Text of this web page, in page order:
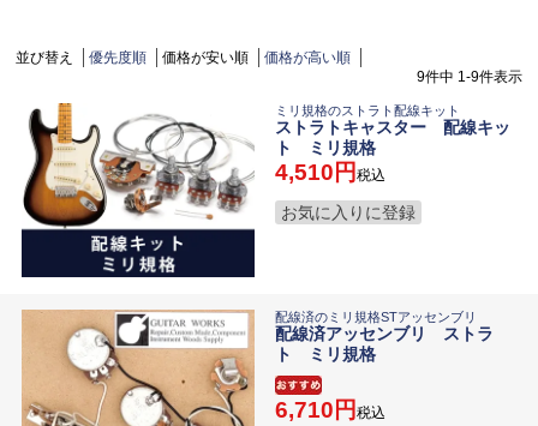
並び替え 優先度順 価格が安い順
価格が高い順
9件中 1-9件表示
ミリ規格のストラト配線キット
ストラトキャスター 配線キッ
ト ミリ規格
4,510 税込
お気に入りに登録
配線済のミリ規格STアッセンブリ
配線済アッセンブリ ストラ
ト ミリ規格
6,710 税込